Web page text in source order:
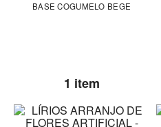
BASE COGUMELO BEGE
1 item